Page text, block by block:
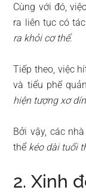
Cùng với đó,
ra liên tục có
ra khỏi cơ thể.
Tiếp theo, việc
và tiểu phế
hiện tượng xơ
Bởi vậy, các
thể kéo dài tuổi
2. Xinh